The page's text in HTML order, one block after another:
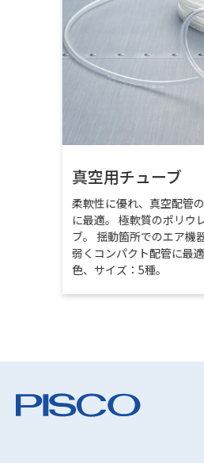
真空用チューブ
柔軟性に優れ、真空配管
に最適。 極軟質のポリウ
ブ。 揺動箇所でのエア機
弱くコンパクト配管に最
色、サイズ：5種。